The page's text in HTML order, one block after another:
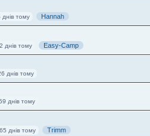
тому Hannah
днів тому Easy-Camp
днів тому
днів тому
днів тому Trimm